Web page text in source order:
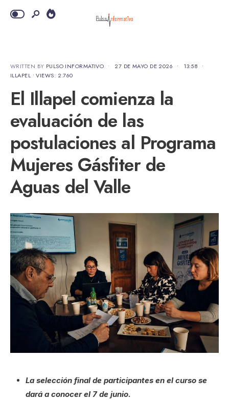
WRITTEN BY PULSO INFORMATIVO • 27 DE MAYO DE 2026 • 13:58
•
ILLAPEL •VIEWS: 2.760
El Illapel comienza la
evaluación de las
postulaciones al Programa
Mujeres Gásfiter de
Aguas del Valle
La selección final de participantes en el curso se
dará a conocer el 7 de junio.